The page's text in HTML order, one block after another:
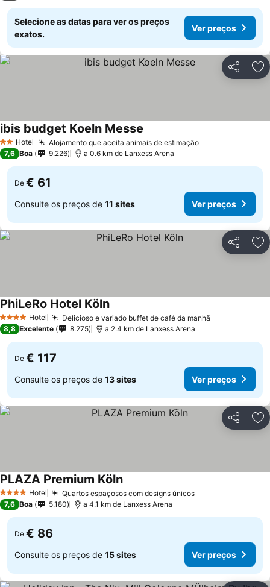
Selecione as datas para ver os preços
exatos.
Ver preços
Partilhar
2 Estrelas
Hotel Alojamento que aceita animais de estimação
ibis budget Koeln Messe
7,6 Boa 9.226 a 0.6 km de Lanxess Arena
De € 61
Consulte os preços de 11 sites Ver preços
Partilhar
4 EstrelasHotel Delicioso e variado buffet de café da manhã
PhiLeRo Hotel Köln
8,8 Excelente 8.275 a 2.4 km de Lanxess Arena
De € 117
Consulte os preços de 13 sites Ver preços
Partilhar
4 EstrelasHotel Quartos espaçosos com designs únicos
PLAZA Premium Köln
7,6 Boa 5.180 a 4.1 km de Lanxess Arena
De € 86
Consulte os preços de 15 sites Ver preços